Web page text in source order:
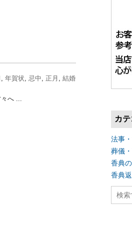
, 年賀状, 忌中, 正月 , 結婚
へ ...
カ
法事
葬儀
香典
香典